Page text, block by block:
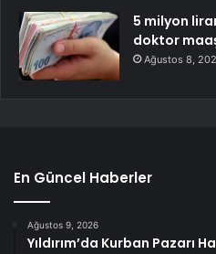
5 milyon
doktor
Ağustos 8,
En Güncel Haberler
Ağustos 9, 2026
Yıldırım’da Kurban Pazarı